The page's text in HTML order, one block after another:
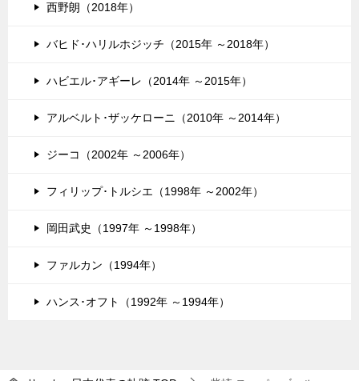
西野朗（2018年）
バヒド･ハリルホジッチ（2015年 ～2018年）
ハビエル･アギーレ（2014年 ～2015年）
アルベルト･ザッケローニ（2010年 ～2014年）
ジーコ（2002年 ～2006年）
フィリップ･トルシエ（1998年 ～2002年）
岡田武史（1997年 ～1998年）
ファルカン（1994年）
ハンス･オフト（1992年 ～1994年）